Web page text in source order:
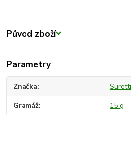
Původ zboží
Parametry
Značka Suretti
Gramáž 15 g